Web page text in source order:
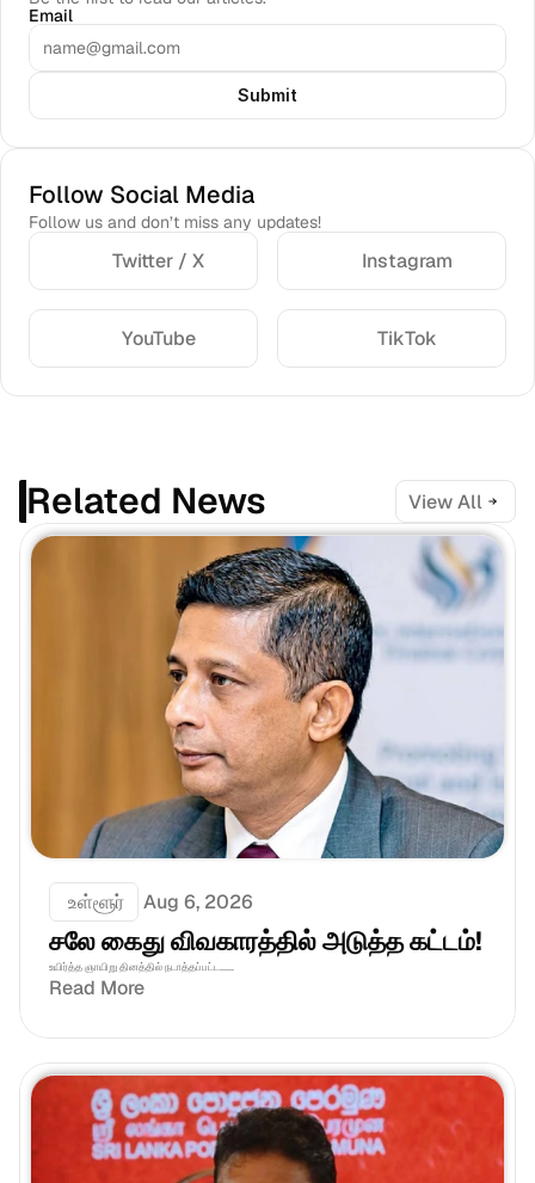
Email
Submit
Follow Social Media
Follow us and don’t miss any updates!
Twitter / X Instagram
YouTube TikTok
Related News View All
உள்ளூர் Aug 6, 2026
சலே கைது விவகாரத்தில் அடுத்த கட்டம்!
உயிர்த்த ஞாயிறு தினத்தில் நடாத்தப்பட்ட......
Read More